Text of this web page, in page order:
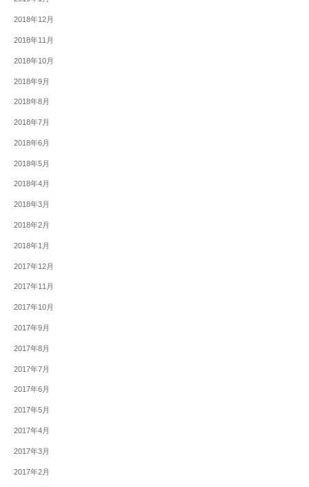
2018年12月
2018年11月
2018年10月
2018年9月
2018年8月
2018年7月
2018年6月
2018年5月
2018年4月
2018年3月
2018年2月
2018年1月
2017年12月
2017年11月
2017年10月
2017年9月
2017年8月
2017年7月
2017年6月
2017年5月
2017年4月
2017年3月
2017年2月